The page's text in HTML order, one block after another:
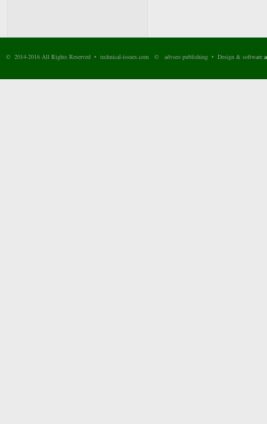
© 2014-2016 All Rights Reserved • technical-issues.com © advseo publishing • Design & software